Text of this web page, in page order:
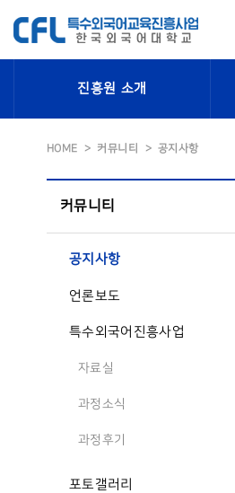
진흥원 소개
HOME 커뮤니티 공지사항
커뮤니티
공지사항
언론보도
특수외국어진흥사업
자료실
과정소식
과정후기
포토갤러리